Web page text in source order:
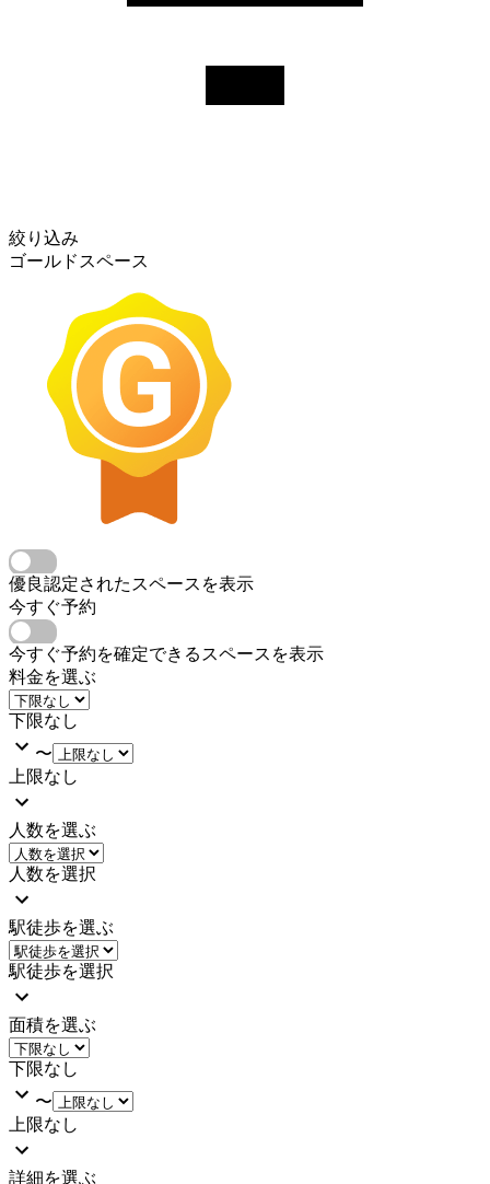
絞り込み
ゴールドスペース
優良認定されたスペースを表示
今すぐ予約
今すぐ予約を確定できるスペースを表示
料金を選ぶ
下限なし
〜
上限なし
人数を選ぶ
人数を選択
駅徒歩を選ぶ
駅徒歩を選択
面積を選ぶ
下限なし
〜
上限なし
詳細を選ぶ